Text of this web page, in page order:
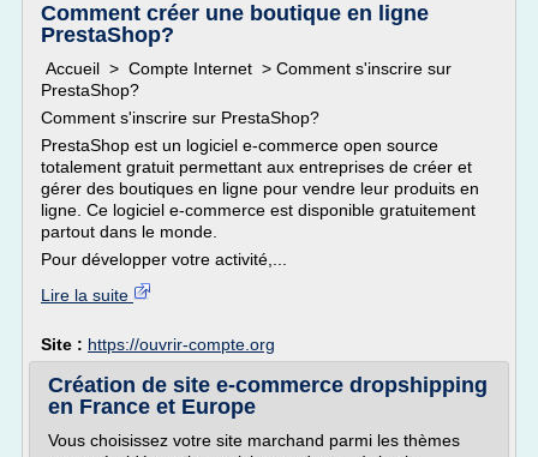
Comment créer une boutique en ligne
PrestaShop?
Accueil > Compte Internet > Comment s'inscrire sur
PrestaShop?
Comment s'inscrire sur PrestaShop?
PrestaShop est un logiciel e-commerce open source
totalement gratuit permettant aux entreprises de créer et
gérer des boutiques en ligne pour vendre leur produits en
ligne. Ce logiciel e-commerce est disponible gratuitement
partout dans le monde.
Pour développer votre activité,...
Lire la suite
Site : https://ouvrir-compte.org
Création de site e-commerce dropshipping
en France et Europe
Vous choisissez votre site marchand parmi les thèmes